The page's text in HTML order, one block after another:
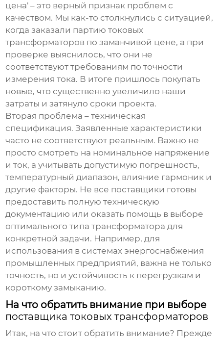
цена' – это верный признак проблем с
качеством. Мы как-то столкнулись с ситуацией,
когда заказали партиютоковых
трансформаторов по заманчивой цене, а при
проверке выяснилось, что они не
соответствуют требованиям по точности
измерения тока. В итоге пришлось покупать
новые, что существенно увеличило наши
затраты и затянуло сроки проекта.
Вторая проблема – техническая
спецификация. Заявленные характеристики
часто не соответствуют реальным. Важно не
просто смотреть на номинальное напряжение
и ток, а учитывать допустимую погрешность,
температурный диапазон, влияние гармоник и
другие факторы. Не все поставщики готовы
предоставить полную техническую
документацию или оказать помощь в выборе
оптимального типа трансформатора для
конкретной задачи. Например, для
использования в системах энергоснабжения
промышленных предприятий, важна не только
точность, но и устойчивость к перегрузкам и
короткому замыканию.
На что обратить внимание при выборе
поставщика токовых трансформаторов
Итак, на что стоит обратить внимание? Прежде